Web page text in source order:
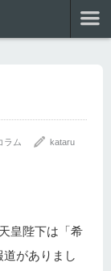
ラム kataru
皇陛下は「希
がありまし